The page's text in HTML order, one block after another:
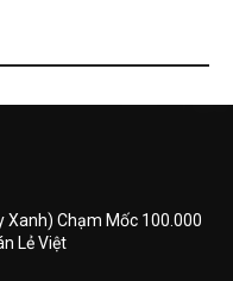
Xanh) Chạm Mốc 100.000
Lẻ Việt